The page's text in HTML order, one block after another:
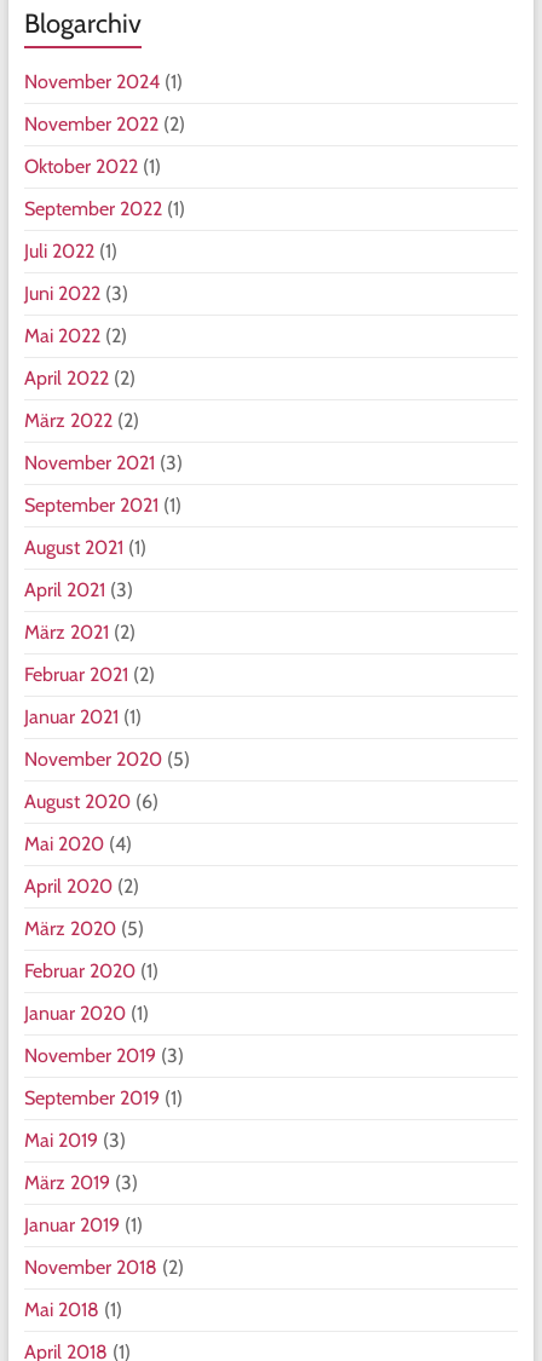
Blogarchiv
November 2024(1)
November 2022(2)
Oktober 2022(1)
September 2022(1)
Juli 2022(1)
Juni 2022(3)
Mai 2022(2)
April 2022(2)
März 2022(2)
November 2021 (3)
September 2021 (1)
August 2021 (1)
April 2021 (3)
März 2021 (2)
Februar 2021 (2)
Januar 2021 (1)
November 2020(5)
August 2020(6)
Mai 2020(4)
April 2020(2)
März 2020(5)
Februar 2020(1)
Januar 2020(1)
November 2019 (3)
September 2019 (1)
Mai 2019 (3)
März 2019 (3)
Januar 2019 (1)
November 2018 (2)
Mai 2018 (1)
April 2018 (1)